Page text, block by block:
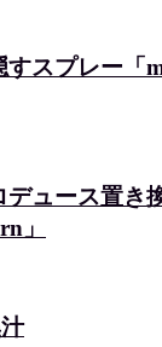
すスプレー「
ュース置き
」